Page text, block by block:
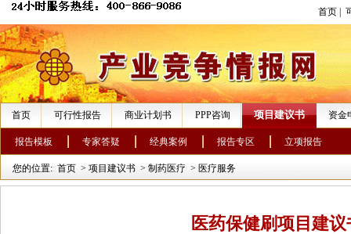
首页
首页 可行性报告 商业计划书 PPP咨询 项目建议书 资金
报告模板 专家答疑 经典案例 报告专区 立项报告
您的位置: 首页 > 项目建议书 > 制药医疗 > 医疗服务
医药保健刷项目建议